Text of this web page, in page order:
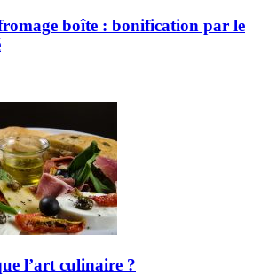
boîte : bonification par le
l’art culinaire ?